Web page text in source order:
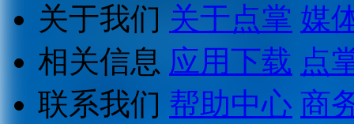
关于我们 关于点掌 媒
相关信息 应用下载 点
联系我们 帮助中心 商